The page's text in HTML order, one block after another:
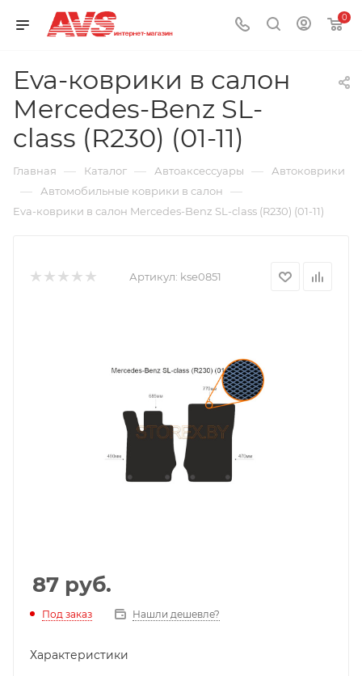
0
Eva-коврики в салон
Mercedes-Benz SL-
class (R230) (01-11)
Главная — Каталог — Автоаксессуары — Автоковрики
— Автомобильные коврики в салон —
Eva-коврики в салон Mercedes-Benz SL-class (R230) (01-11)
Артикул: kse0851
87 руб.
Под заказ Нашли дешевле?
Характеристики